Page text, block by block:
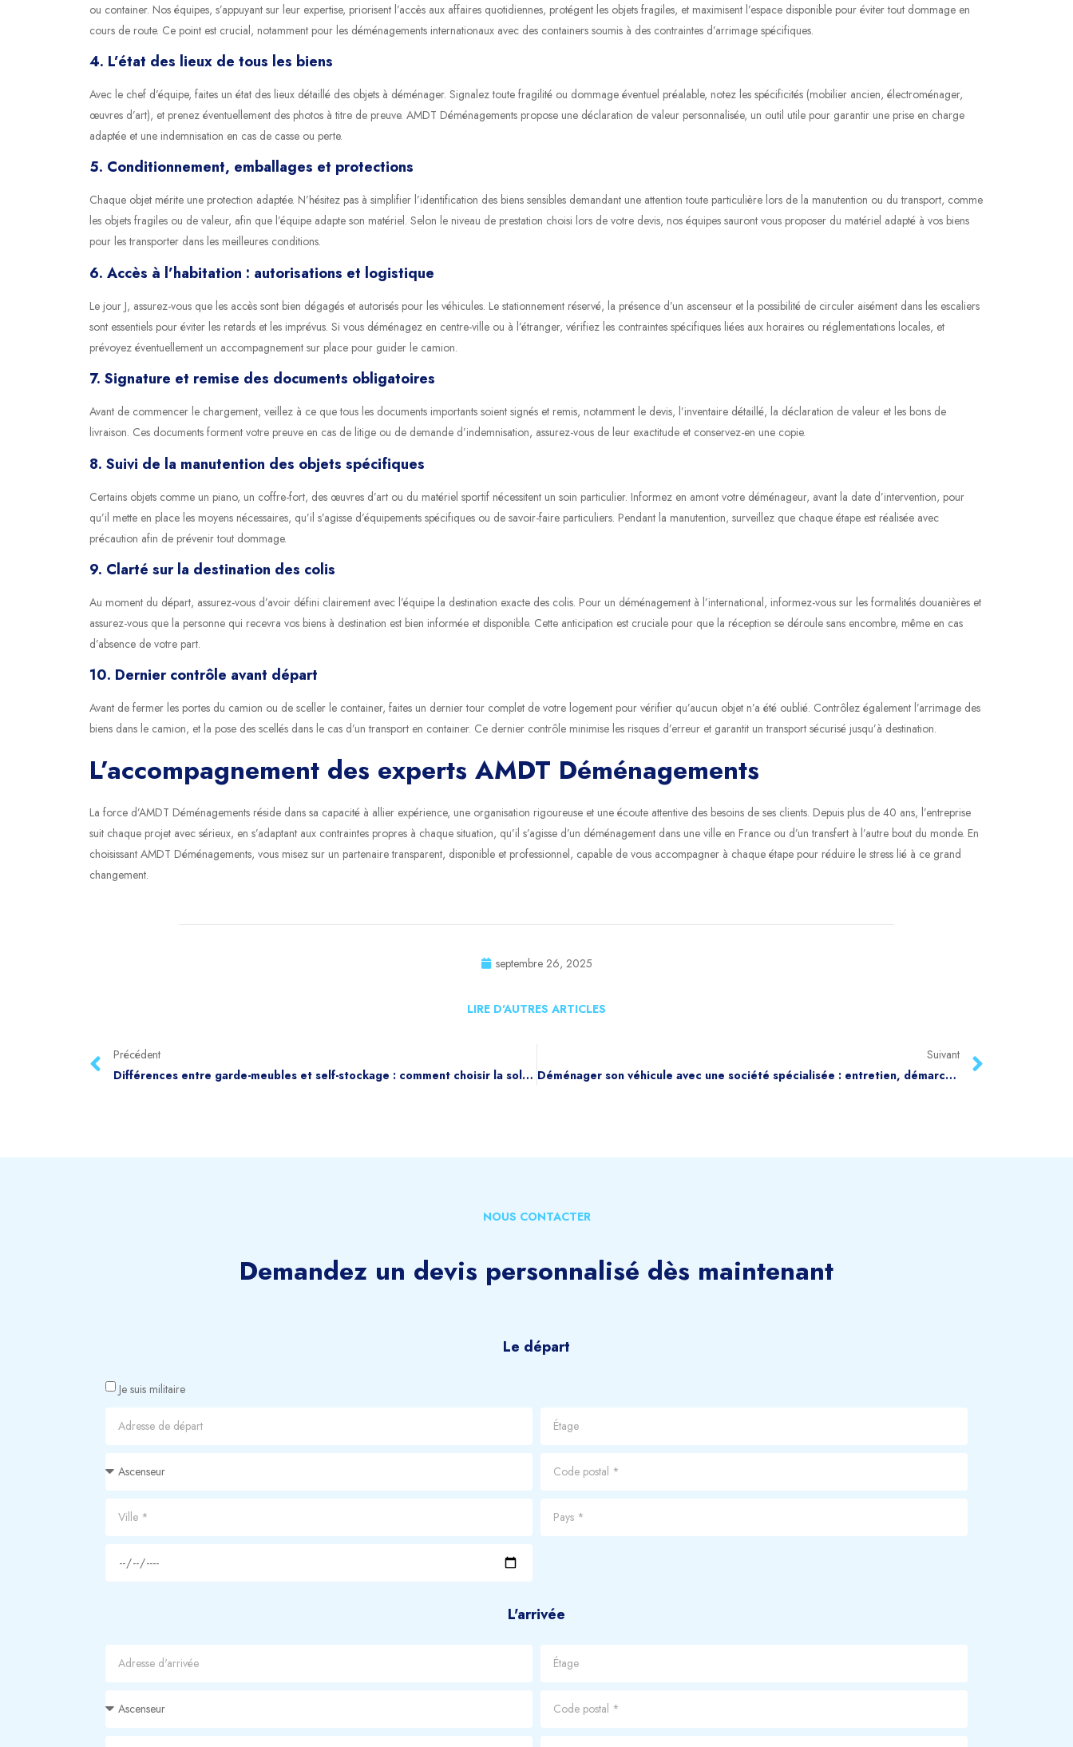
ou container. Nos équipes, s’appuyant sur leur expertise, priorisent l’accès aux affaires quotidiennes, protégent les objets fragiles, et maximisent l’espace disponible pour éviter tout dommage en
cours de route. Ce point est crucial, notamment pour les déménagements internationaux avec des containers soumis à des contraintes d’arrimage spécifiques.
4. L’état des lieux de tous les biens
Avec le chef d’équipe, faites un état des lieux détaillé des objets à déménager. Signalez toute fragilité ou dommage éventuel préalable, notez les spécificités (mobilier ancien, électroménager,
œuvres d’art), et prenez éventuellement des photos à titre de preuve. AMDT Déménagements propose une déclaration de valeur personnalisée, un outil utile pour garantir une prise en charge
adaptée et une indemnisation en cas de casse ou perte.
5. Conditionnement, emballages et protections
Chaque objet mérite une protection adaptée. N’hésitez pas à simplifier l’identification des biens sensibles demandant une attention toute particulière lors de la manutention ou du transport, comme
les objets fragiles ou de valeur, afin que l’équipe adapte son matériel. Selon le niveau de prestation choisi lors de votre devis, nos équipes sauront vous proposer du matériel adapté à vos biens
pour les transporter dans les meilleures conditions.
6. Accès à l’habitation : autorisations et logistique
Le jour J, assurez-vous que les accès sont bien dégagés et autorisés pour les véhicules. Le stationnement réservé, la présence d’un ascenseur et la possibilité de circuler aisément dans les escaliers
sont essentiels pour éviter les retards et les imprévus. Si vous déménagez en centre-ville ou à l’étranger, vérifiez les contraintes spécifiques liées aux horaires ou réglementations locales, et
prévoyez éventuellement un accompagnement sur place pour guider le camion.
7. Signature et remise des documents obligatoires
Avant de commencer le chargement, veillez à ce que tous les documents importants soient signés et remis, notamment le devis, l’inventaire détaillé, la déclaration de valeur et les bons de
livraison. Ces documents forment votre preuve en cas de litige ou de demande d’indemnisation, assurez-vous de leur exactitude et conservez-en une copie.
8. Suivi de la manutention des objets spécifiques
Certains objets comme un piano, un coffre-fort, des œuvres d’art ou du matériel sportif nécessitent un soin particulier. Informez en amont votre déménageur, avant la date d’intervention, pour
qu’il mette en place les moyens nécessaires, qu’il s’agisse d’équipements spécifiques ou de savoir-faire particuliers. Pendant la manutention, surveillez que chaque étape est réalisée avec
précaution afin de prévenir tout dommage.
9. Clarté sur la destination des colis
Au moment du départ, assurez-vous d’avoir défini clairement avec l’équipe la destination exacte des colis. Pour un déménagement à l’international, informez-vous sur les formalités douanières et
assurez-vous que la personne qui recevra vos biens à destination est bien informée et disponible. Cette anticipation est cruciale pour que la réception se déroule sans encombre, même en cas
d’absence de votre part.
10. Dernier contrôle avant départ
Avant de fermer les portes du camion ou de sceller le container, faites un dernier tour complet de votre logement pour vérifier qu’aucun objet n’a été oublié. Contrôlez également l’arrimage des
biens dans le camion, et la pose des scellés dans le cas d’un transport en container. Ce dernier contrôle minimise les risques d’erreur et garantit un transport sécurisé jusqu’à destination.
L’accompagnement des experts AMDT Déménagements
La force d’AMDT Déménagements réside dans sa capacité à allier expérience, une organisation rigoureuse et une écoute attentive des besoins de ses clients. Depuis plus de 40 ans, l’entreprise
suit chaque projet avec sérieux, en s’adaptant aux contraintes propres à chaque situation, qu’il s’agisse d’un déménagement dans une ville en France ou d’un transfert à l’autre bout du monde. En
choisissant AMDT Déménagements, vous misez sur un partenaire transparent, disponible et professionnel, capable de vous accompagner à chaque étape pour réduire le stress lié à ce grand
changement.
septembre 26, 2025
LIRE D'AUTRES ARTICLES
Précédent
Différences entre garde-meubles et self-stockage : comment choisir la solution adaptée à vos besoins ?
Suivant
Déménager son véhicule avec une société spécialisée : entretien, démarches et avantages
NOUS CONTACTER
Demandez un devis personnalisé dès maintenant
Le départ
Je suis militaire
L'arrivée